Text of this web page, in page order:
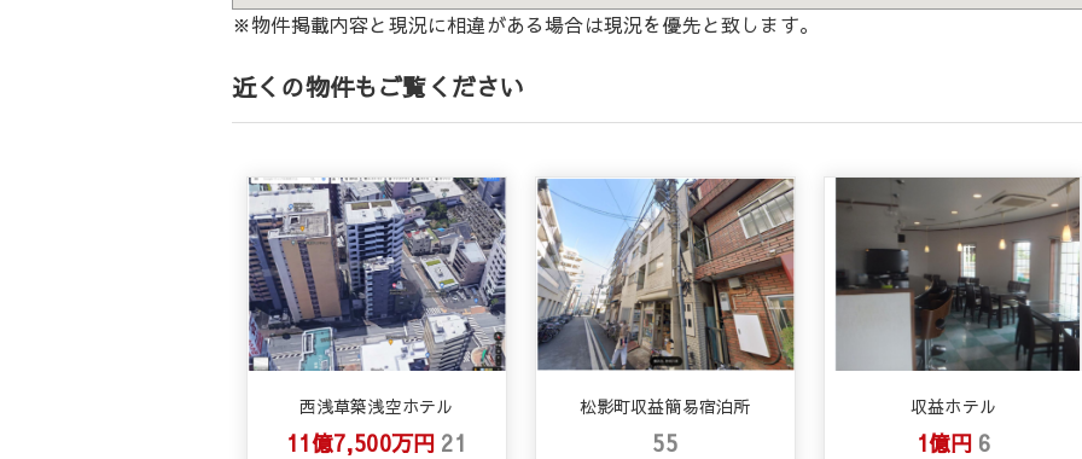
※物件掲載内容と現況に相違がある場合は現況を優先と致します。
近くの物件もご覧ください
西浅草築浅空ホテル
11億7,500万円 21
松影町収益簡易宿泊所
55
収益ホテル
1億円 6